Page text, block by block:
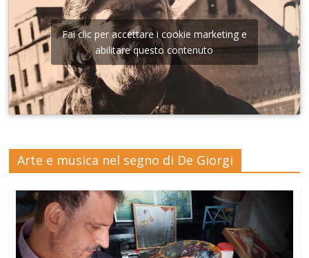
Fai clic per accettare i cookie marketing e
abilitare questo contenuto
Arte e musica nel segno di De Giorgi